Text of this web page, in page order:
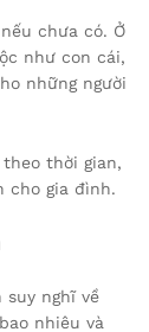
chưa có. Ở
như con cái,
những người
thời gian,
cho gia đình.
nghĩ về
nhiêu và